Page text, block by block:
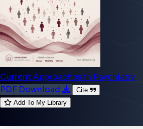
Current Approaches in Psychiatry
PDF Download
Cite
Add To My Library